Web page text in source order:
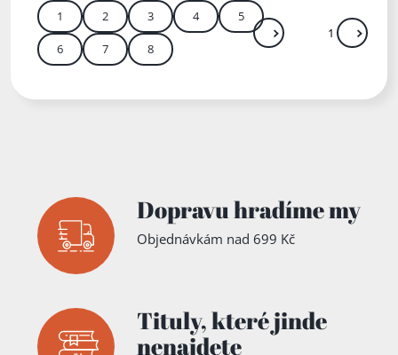
1 2 3 4 5
6 7 8 Další Přejít
Dopravu hradíme my
Objednávkám nad 699 Kč
Tituly,které jinde
nenajdete